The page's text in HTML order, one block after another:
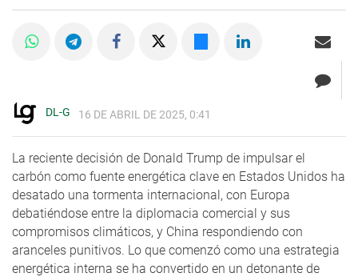
DL-G 16 DE ABRIL DE 2025, 0:41
La reciente decisión de Donald Trump de impulsar el
carbón como fuente energética clave en Estados Unidos ha
desatado una tormenta internacional, con Europa
debatiéndose entre la diplomacia comercial y sus
compromisos climáticos, y China respondiendo con
aranceles punitivos. Lo que comenzó como una estrategia
energética interna se ha convertido en un detonante de